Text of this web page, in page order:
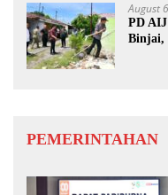
August
PD
Binjai,
PEMERINTAHAN